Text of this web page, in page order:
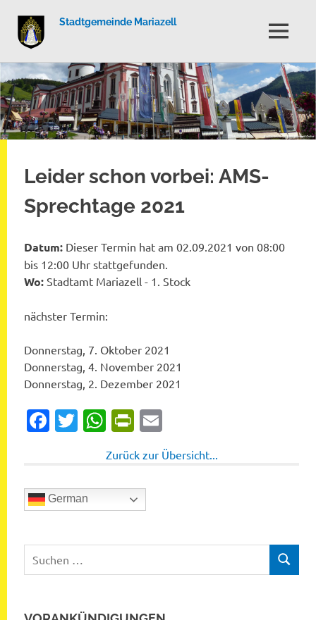
Zum
Inhalt
springen
Stadtgemeinde Mariazell
MENÜ
Leider schon vorbei: AMS-
Sprechtage 2021
Datum: Dieser Termin hat am 02.09.2021 von 08:00
bis 12:00 Uhr stattgefunden.
Wo: Stadtamt Mariazell - 1. Stock
nächster Termin:
Donnerstag, 7. Oktober 2021
Donnerstag, 4. November 2021
Donnerstag, 2. Dezember 2021
Facebook
Twitter
WhatsApp
PrintFriendly
Zurück zur Übersicht...
German
nach:
SUCHEN